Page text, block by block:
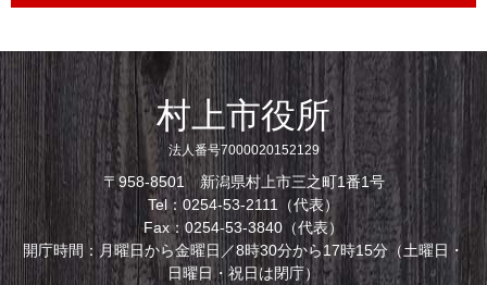
村上市役所
法人番号7000020152129
〒958-8501 新潟県村上市三之町1番1号
Tel：0254-53-2111（代表）
Fax：0254-53-3840（代表）
開庁時間：月曜日から金曜日／8時30分から17時15分（土曜日・
日曜日・祝日は閉庁）